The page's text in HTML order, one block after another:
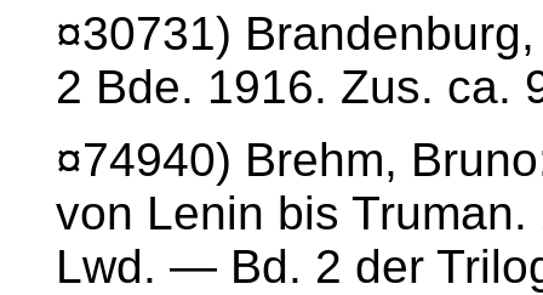
¤30731)
2 Bde. 1916. Zus. ca.
¤74940) Brehm,
von Lenin bis
Lwd. — Bd. 2 der